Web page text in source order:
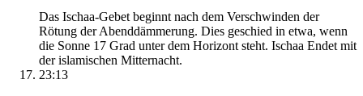
Das Ischaa-Gebet beginnt nach dem Verschwinden der
Rötung der Abenddämmerung. Dies geschied in etwa, wenn
die Sonne 17 Grad unter dem Horizont steht. Ischaa Endet mit
der islamischen Mitternacht.
23:13